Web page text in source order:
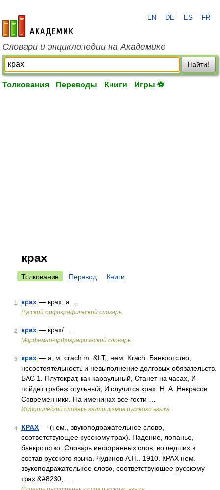
academic.ru
EN DE ES FR
Словари и энциклопедии на Академике
Найти!
Толкования Переводы Книги Игры ⚽
крах
Толкование Перевод Книги
1 крах — крах, а …
Русский орфографический словарь
2 крах — крах/ …
Морфемно-орфографический словарь
3 крах — а, м. crach m. &LT;, нем. Krach. Банкротство,
несостоятельность и невыполнение долговых обязательств.
БАС 1. Плутократ, как караульный, Станет на часах, И
пойдет грабеж огульный, И случится крах. Н. А. Некрасов
Современники. На именинах все гости …
Исторический словарь галлицизмов русского языка
4 КРАХ — (нем., звукоподражательное слово,
соответствующее русскому трах). Падение, лопанье,
банкротство. Словарь иностранных слов, вошедших в
состав русского языка. Чудинов А.Н., 1910. КРАХ нем.
звукоподражательное слово, соответствующее русскому
трах.&#8230; …